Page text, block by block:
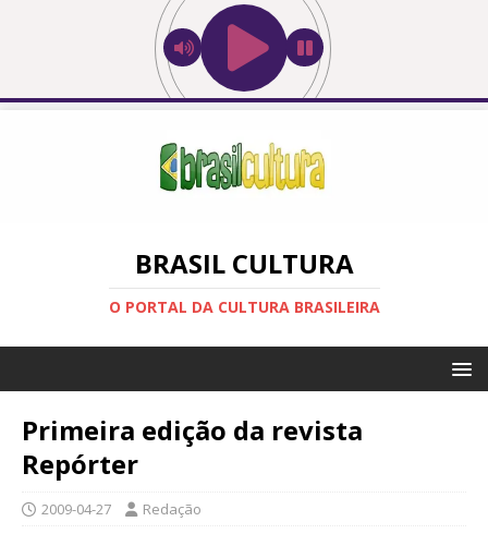
BRASIL CULTURA
O PORTAL DA CULTURA BRASILEIRA
Primeira edição da revista
Repórter
2009-04-27 Redação